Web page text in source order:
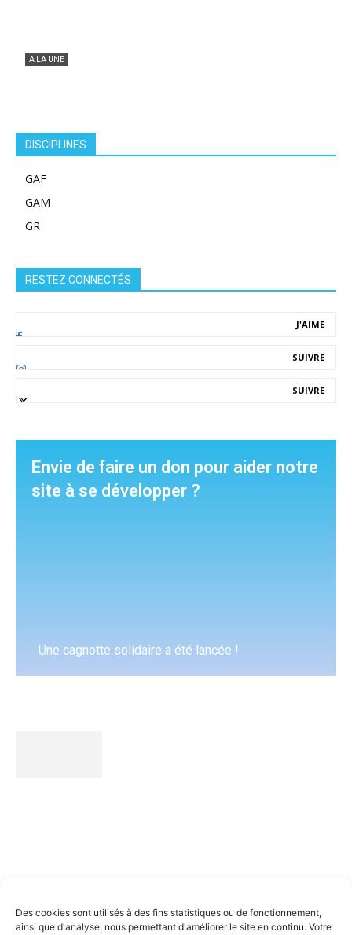
Des cookies sont utilisés à des fins statistiques ou de fonctionnement,
ainsi que d'analyse, nous permettant d'améliorer le site en continu. Votre
A LA UNE
DISCIPLINES
GAF
GAM
GR
RESTEZ CONNECTÉS
J'AIME
SUIVRE
SUIVRE
Envie de faire un don pour aider notre
site à se développer ?
Une cagnotte solidaire a été lancée !